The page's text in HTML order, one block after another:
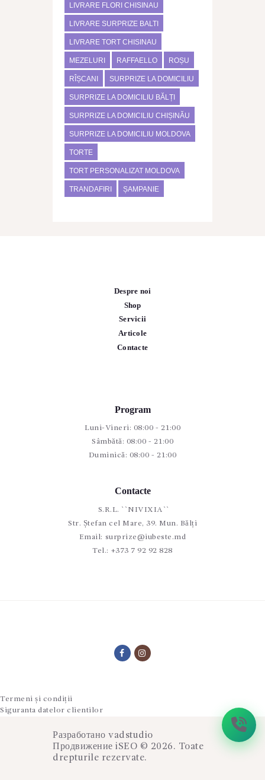
LIVRARE FLORI CHISINAU
LIVRARE SURPRIZE BALTI
LIVRARE TORT CHISINAU
MEZELURI RAFFAELLO ROȘU
RÎȘCANI SURPRIZE LA DOMICILIU
SURPRIZE LA DOMICILIU BĂLȚI
SURPRIZE LA DOMICILIU CHIȘINĂU
SURPRIZE LA DOMICILIU MOLDOVA
TORTE
TORT PERSONALIZAT MOLDOVA
TRANDAFIRI ȘAMPANIE
Despre noi
Shop
Servicii
Articole
Contacte
Program
Luni-Vineri: 08:00 - 21:00
Sâmbătă: 08:00 - 21:00
Duminică: 08:00 - 21:00
Contacte
S.R.L. ``NIVIXIA``
Str. Ștefan cel Mare, 39. Mun. Bălți
Email: surprize@iubeste.md
Tel.: +373 7 92 92 828
Termeni și condiții
Siguranta datelor clientilor
Разработано vadstudio
Продвижение iSEO © 2026. Toate
drepturile rezervate.